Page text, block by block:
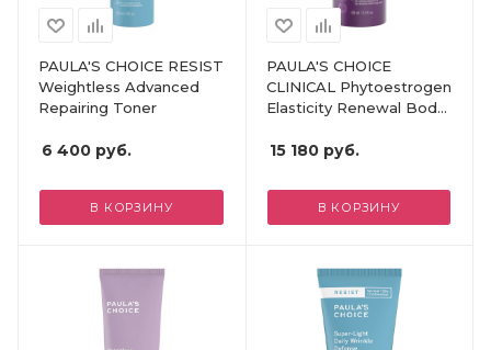
PAULA'S CHOICE RESIST
Weightless Advanced
Repairing Toner
6 400 руб.
В КОРЗИНУ
PAULA'S CHOICE
CLINICAL Phytoestrogen
Elasticity Renewal Body
15 180руб.
В КОРЗИНУ